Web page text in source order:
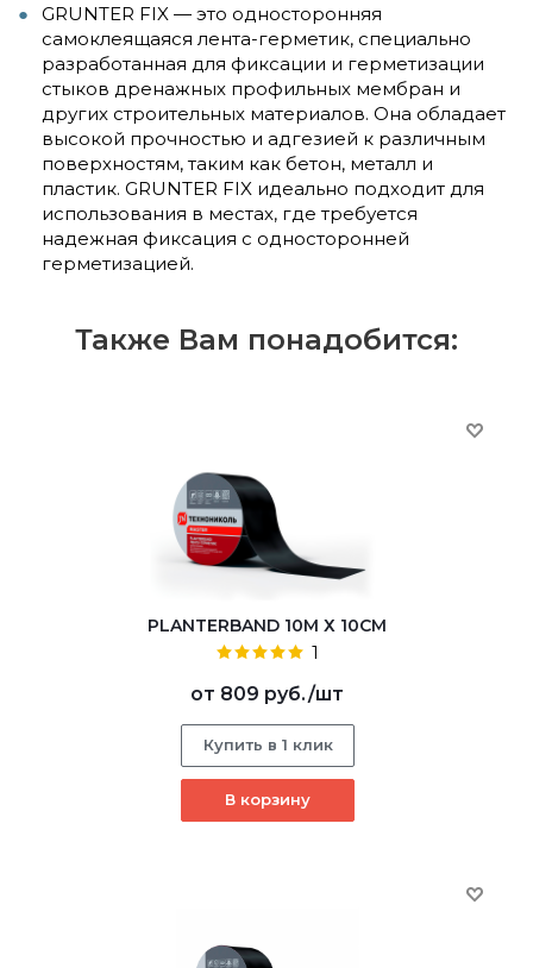
GRUNTER FIX — это односторонняя
самоклеящаяся лента-герметик, специально
разработанная для фиксации и герметизации
стыков дренажных профильных мембран и
других строительных материалов. Она обладает
высокой прочностью и адгезией к различным
поверхностям, таким как бетон, металл и
пластик. GRUNTER FIX идеально подходит для
использования в местах, где требуется
надежная фиксация с односторонней
герметизацией.
Также Вам понадобится:
PLANTERBAND 10М Х 10СМ
1
от 809 руб./шт
Купить в 1 клик
В корзину